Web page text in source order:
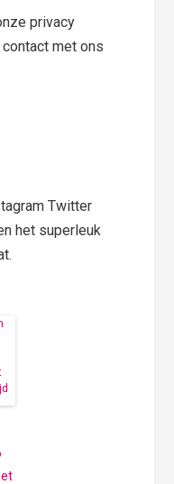
privacy
met ons
Twitter
het superleuk